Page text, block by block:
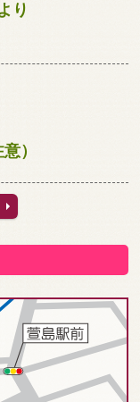
り
）